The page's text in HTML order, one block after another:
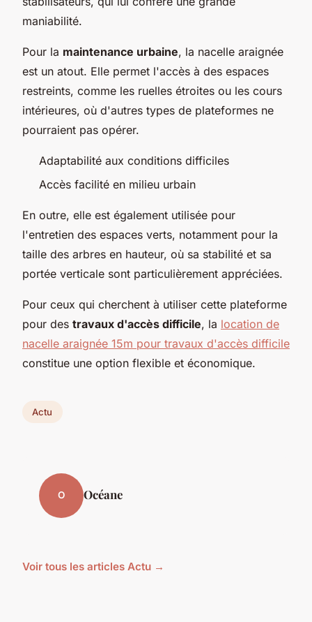
maniabilité.
Pour la maintenance urbaine, la nacelle araignée
est un atout. Elle permet l'accès à des espaces
restreints, comme les ruelles étroites ou les cours
intérieures, où d'autres types de plateformes ne
pourraient pas opérer.
Adaptabilité aux conditions difficiles
Accès facilité en milieu urbain
En outre, elle est également utilisée pour
l'entretien des espaces verts, notamment pour la
taille des arbres en hauteur, où sa stabilité et sa
portée verticale sont particulièrement appréciées.
Pour ceux qui cherchent à utiliser cette plateforme
pour des travaux d'accès difficile, la location de
nacelle araignée 15m pour travaux d'accès difficile
constitue une option flexible et économique.
Actu
O Océane
Voir tous les articles Actu →